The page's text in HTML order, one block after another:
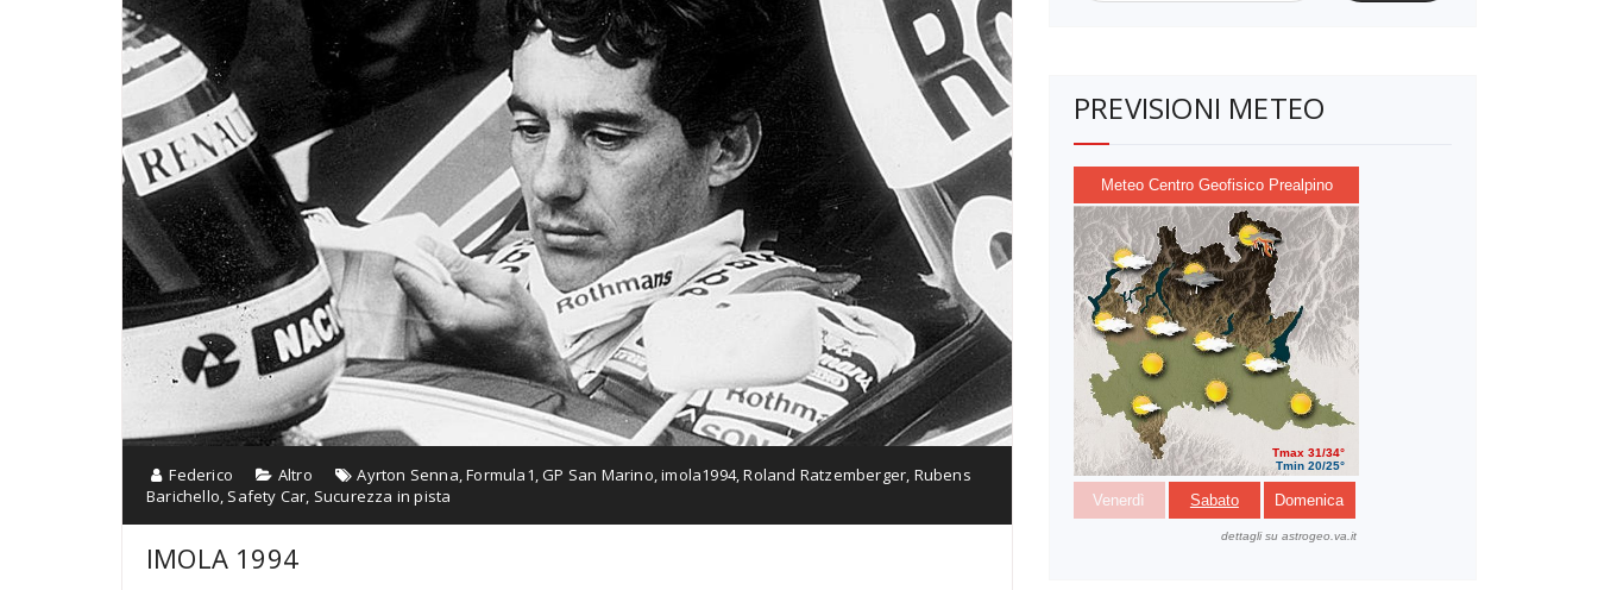
Federico Altro Ayrton Senna,Formula1,GP San Marino,imola1994,Roland Ratzemberger, Rubens
Barichello, Safety Car, Sucurezza in pista
IMOLA 1994
PREVISIONI METEO